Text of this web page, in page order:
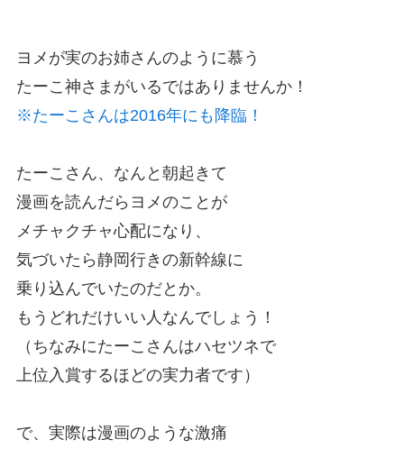
ヨメが実のお姉さんのように慕う
たーこ神さまがいるではありませんか！
※たーこさんは2016年にも降臨！
たーこさん、なんと朝起きて
漫画を読んだらヨメのことが
メチャクチャ心配になり、
気づいたら静岡行きの新幹線に
乗り込んでいたのだとか。
もうどれだけいい人なんでしょう！
（ちなみにたーこさんはハセツネで
上位入賞するほどの実力者です）
で、実際は漫画のような激痛